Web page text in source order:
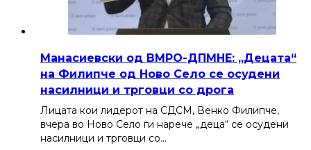
Манасиевски од ВМРО-ДПМНЕ: „Децата“
на Филипче од Ново Село се осудени
насилници и трговци со дрога
Лицата кои лидерот на СДСМ, Венко Филипче,
вчера во Ново Село ги нарече „деца“ се осудени
насилници и трговци со…